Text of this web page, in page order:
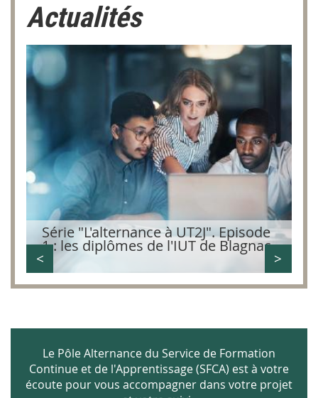
Actualités
Série "L'alternance à UT2J". Episode
1 : les diplômes de l'IUT de Blagnac
< >
Le Pôle Alternance du Service de Formation
Continue et de l'Apprentissage (SFCA) est à votre
écoute pour vous accompagner dans votre projet